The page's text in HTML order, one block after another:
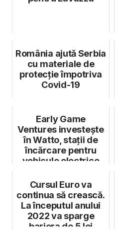
România ajută Serbia
cu materiale de
protecție împotriva
Covid-19
Early Game
Ventures investeşte
în Watto, stații de
încărcare pentru
vehicule electrice
Cursul Euro va
continua să crească.
La începutul anului
2022 va sparge
bariera de 5 lei